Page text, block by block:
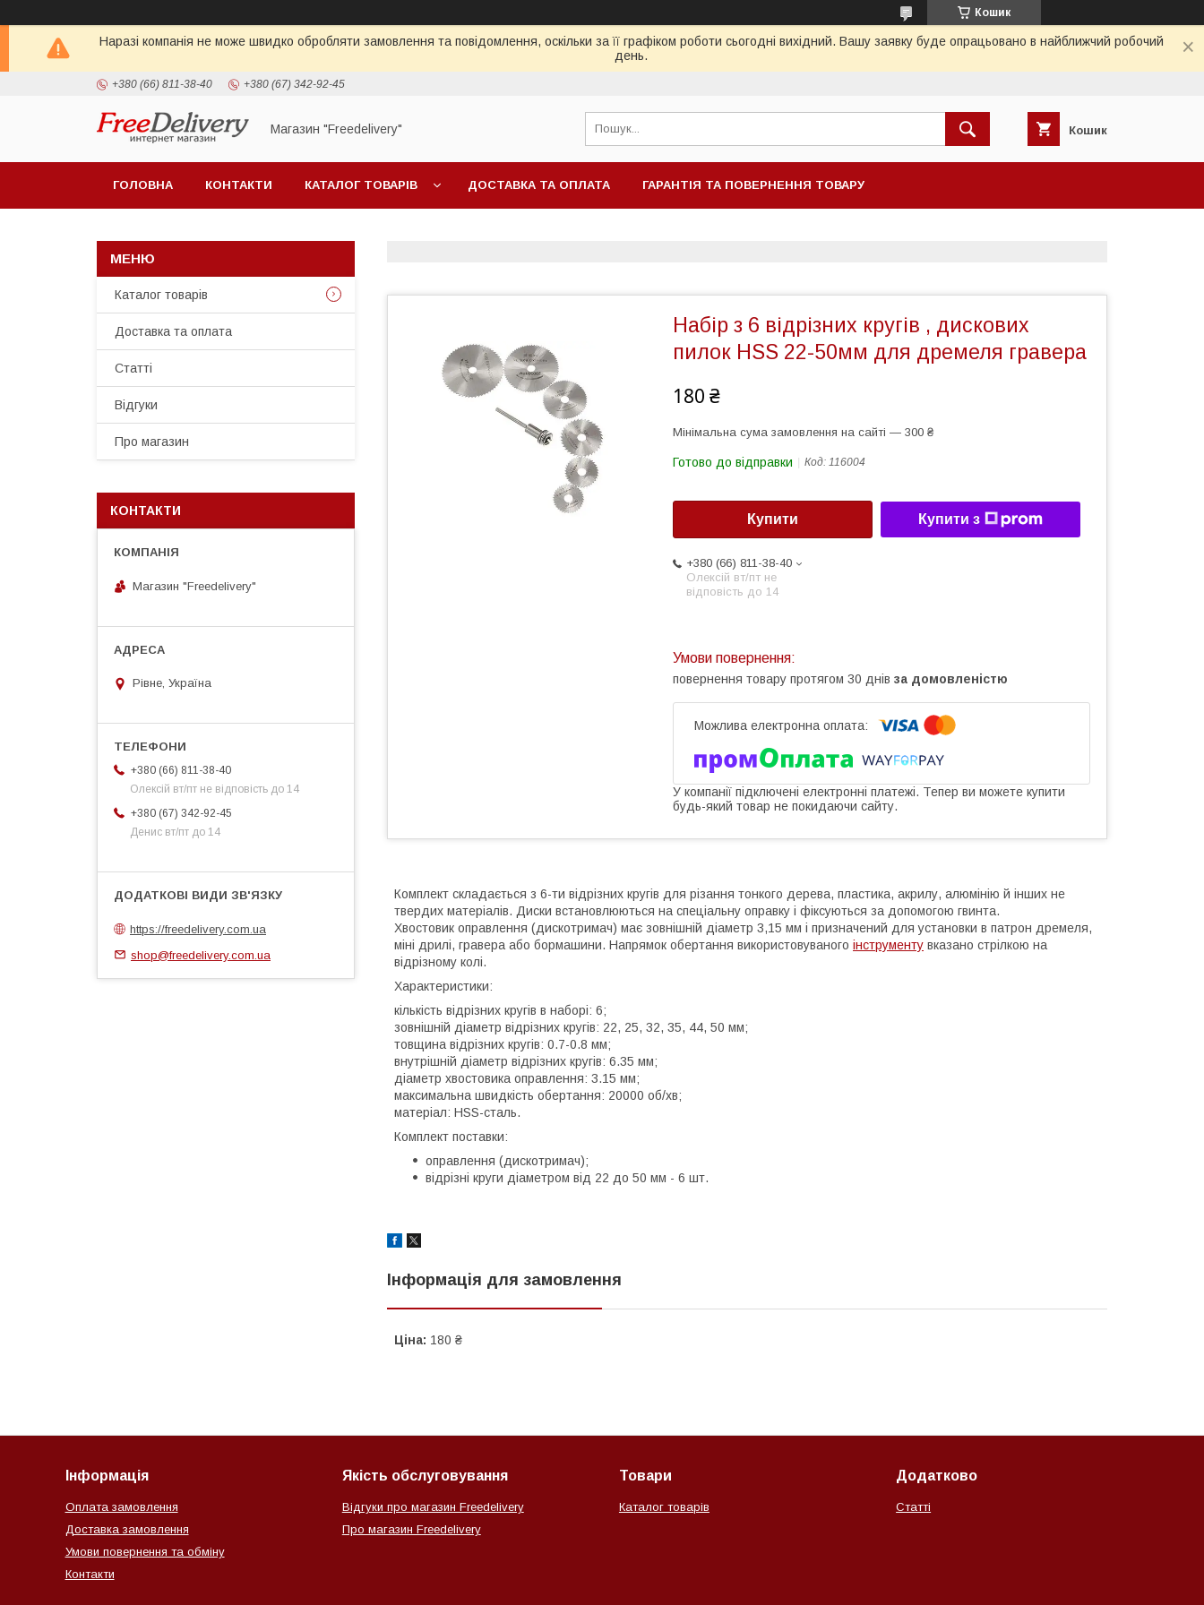
Кошик
Наразі компанія не може швидко обробляти замовлення та повідомлення, оскільки за її графіком роботи сьогодні вихідний. Вашу заявку буде опрацьовано в найближчий робочий
день.
+380 (66) 811-38-40 +380 (67) 342-92-45
Магазин "Freedelivery" Кошик
ГОЛОВНА КОНТАКТИ КАТАЛОГ ТОВАРІВ ДОСТАВКА ТА ОПЛАТА ГАРАНТІЯ ТА ПОВЕРНЕННЯ ТОВАРУ
Набір з 6 відрізних кругів , дискових
пилок HSS 22-50мм для дремеля гравера
180 ₴
Мінімальна сума замовлення на сайті — 300 ₴
Готово до відправки Код: 116004
Купити Купити з
+380 (66) 811-38-40
Олексій вт/пт не
відповість до 14
повернення товару протягом 30 днів за домовленістю
У компанії підключені електронні платежі. Тепер ви можете купити
будь-який товар не покидаючи сайту.
Комплект складається з 6-ти відрізних кругів для різання тонкого дерева, пластика, акрилу, алюмінію й інших не
твердих матеріалів. Диски встановлюються на спеціальну оправку і фіксуються за допомогою гвинта.
Хвостовик оправлення (дискотримач) має зовнішній діаметр 3,15 мм і призначений для установки в патрон дремеля,
міні дрилі, гравера або бормашини. Напрямок обертання використовуваного інструменту вказано стрілкою на
відрізному колі.
Характеристики:
кількість відрізних кругів в наборі: 6;
зовнішній діаметр відрізних кругів: 22, 25, 32, 35, 44, 50 мм;
товщина відрізних кругів: 0.7-0.8 мм;
внутрішній діаметр відрізних кругів: 6.35 мм;
діаметр хвостовика оправлення: 3.15 мм;
максимальна швидкість обертання: 20000 об/хв;
матеріал: HSS-сталь.
Комплект поставки:
оправлення (дискотримач);
відрізні круги діаметром від 22 до 50 мм - 6 шт.
Інформація для замовлення
Ціна: 180 ₴
Каталог товарів
Доставка та оплата
Статті
Відгуки
Про магазин
КОНТАКТИ
Магазин "Freedelivery"
Рівне, Україна
+380 (66) 811-38-40
Олексій вт/пт не відповість до 14
+380 (67) 342-92-45
Денис вт/пт до 14
https://freedelivery.com.ua
shop@freedelivery.com.ua
Інформація
Оплата замовлення
Доставка замовлення
Умови повернення та обміну
Контакти
Якість обслуговування
Відгуки про магазин Freedelivery
Про магазин Freedelivery
Товари
Каталог товарів
Додатково
Статті